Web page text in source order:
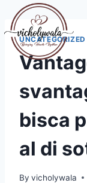
Skip
contentUNCATEGORIZED
bisca
al di
By vicholywala